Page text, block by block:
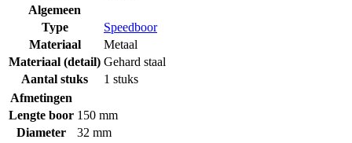
Algemeen
Type
Speedboor
Materiaal
Metaal
Materiaal (detail) Gehard staal
Aantal stuks
1 stuks
Afmetingen
Lengte boor 150 mm
Diameter
32 mm